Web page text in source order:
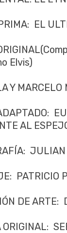
EL
Elvis)
Y
AL
PATRICIO
DE
ORIGINAL: